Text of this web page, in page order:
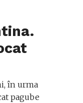
în urma
pagube